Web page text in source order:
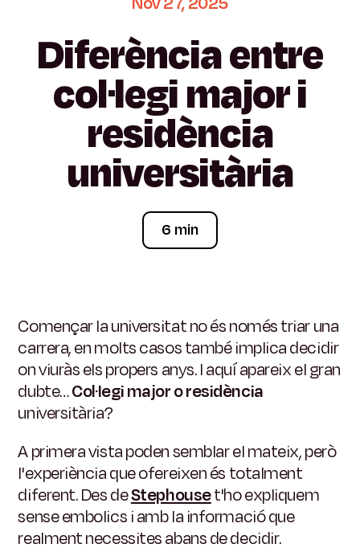
Diferènciaentre
col·legimajori
residència
universitària
6 min
Començar la universitat no és només triar una
carrera, en molts casos també implica decidir
on viuràs els propers anys. I aquí apareix el gran
dubte…Col·legi major o residència
universitària?
A primera vista poden semblar el mateix, però
l'experiència que ofereixen és totalment
diferent. Des deStephouset'ho expliquem
sense embolics i amb la informació que
realment necessites abans de decidir.